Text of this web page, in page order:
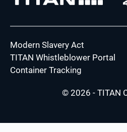
Modern Slavery Act
TITAN Whistleblower Portal
Container Tracking
© 2026 - TITAN